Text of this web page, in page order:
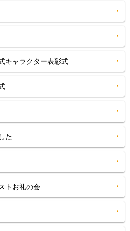
キャラクター表彰式
た
トお礼の会